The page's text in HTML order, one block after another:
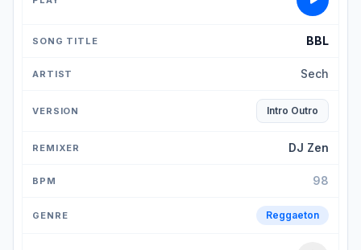
BBL
Sech
Intro Outro
DJ Zen
98
Reggaeton